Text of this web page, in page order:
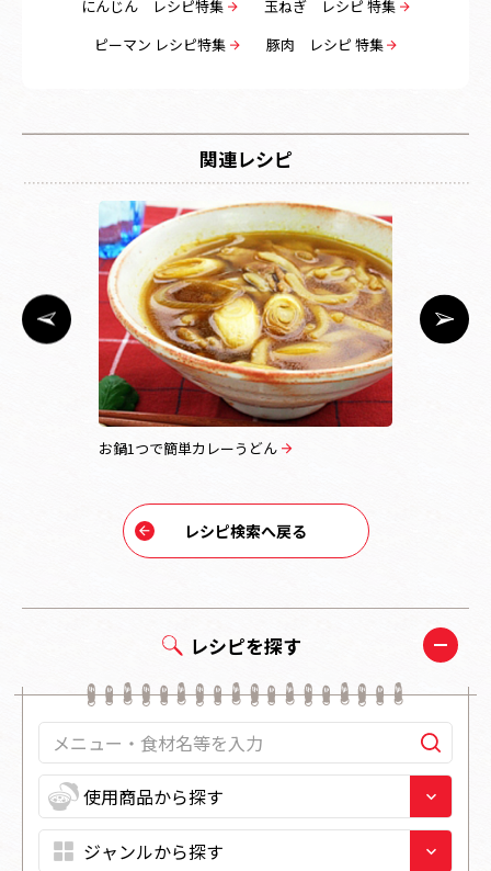
レシピを探す
にんじん レシピ特集
玉ねぎ レシピ 特集
ピーマン レシピ特集
豚肉 レシピ 特集
関連レシピ
お鍋1つで簡単カレーうどん
レシピ検索へ戻る